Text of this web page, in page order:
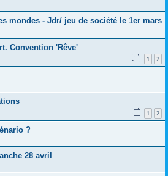
mondes - Jdr/ jeu de société le 1er mars
Convention 'Rêve'
1 2
1 2
?
28 avril